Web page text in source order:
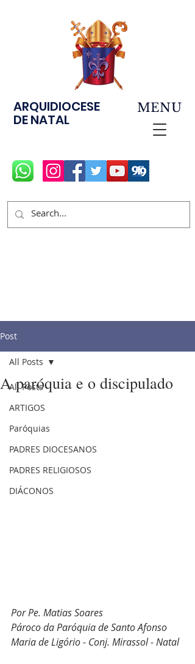
ARQUIDIOCESE
DE NATAL
MENU
Post
All Posts
ARTIGOS
Paróquias
PADRES DIOCESANOS
PADRES RELIGIOSOS
DIÁCONOS
All Posts
A paróquia e o discipulado
Por Pe. Matias Soares
Pároco da Paróquia de Santo Afonso
Maria de Ligório - Conj. Mirassol - Natal